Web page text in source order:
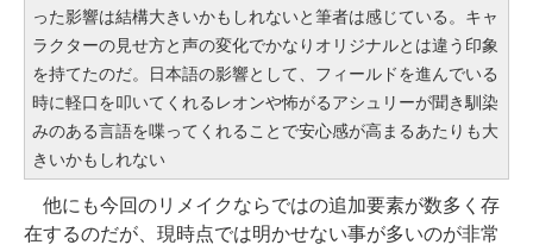
った影響は結構大きいかもしれないと筆者は感じている。キャ
ラクターの見せ方と声の変化でかなりオリジナルとは違う印象
を持てたのだ。日本語の影響として、フィールドを進んでいる
時に軽口を叩いてくれるレオンや怖がるアシュリーが聞き馴染
みのある言語を喋ってくれることで安心感が高まるあたりも大
きいかもしれない
他にも今回のリメイクならではの追加要素が数多く存
在するのだが、現時点では明かせない事が多いのが非常